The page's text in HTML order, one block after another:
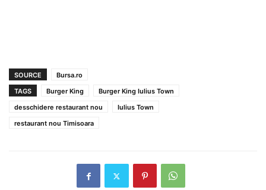
SOURCE
Bursa.ro
TAGS
Burger King
Burger King Iulius Town
desschidere restaurant nou
Iulius Town
restaurant nou Timisoara